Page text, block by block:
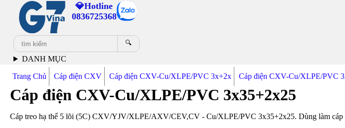
💎Hotline
0836725368
🔍
DANH MỤC
Trang Chủ Cáp điện CXV Cáp điện CXV-Cu/XLPE/PVC 3x+2x Cáp điện CXV-Cu/XLPE/PVC
Cáp điện CXV-Cu/XLPE/PVC 3x35+2x25
Cáp treo hạ thế 5 lõi (5C) CXV/YJV/XLPE/AXV/CEV,CV - Cu/XLPE/PVC 3x35+2x25. Dùng làm cáp